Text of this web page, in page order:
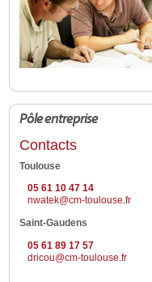
Pôle entreprise
Contacts
Toulouse
05 61 10 47 14
nwatek@cm-toulouse.fr
Saint-Gaudens
05 61 89 17 57
dricou@cm-toulouse.fr